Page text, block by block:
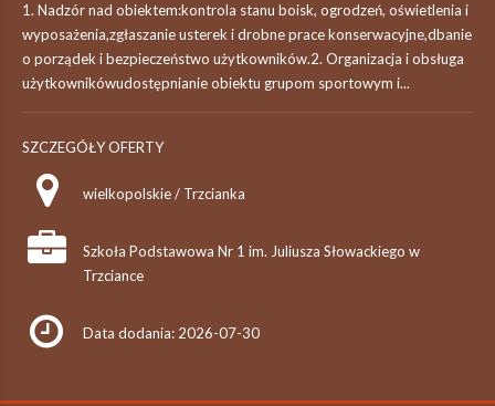
1. Nadzór nad obiektem:kontrola stanu boisk, ogrodzeń, oświetlenia i
wyposażenia,zgłaszanie usterek i drobne prace konserwacyjne,dbanie
o porządek i bezpieczeństwo użytkowników.2. Organizacja i obsługa
użytkownikówudostępnianie obiektu grupom sportowym i...
SZCZEGÓŁY OFERTY
wielkopolskie / Trzcianka
Szkoła Podstawowa Nr 1 im. Juliusza Słowackiego w
Trzciance
Data dodania: 2026-07-30